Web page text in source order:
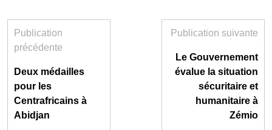
Publication
précédente
Deux médailles
pour les
Centrafricains à
Abidjan
Publication suivante
Le Gouvernement
évalue la situation
sécuritaire et
humanitaire à
Zémio